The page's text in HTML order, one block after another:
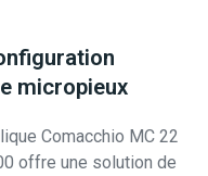
micropieux
Comacchio MC 22
offre une solution de